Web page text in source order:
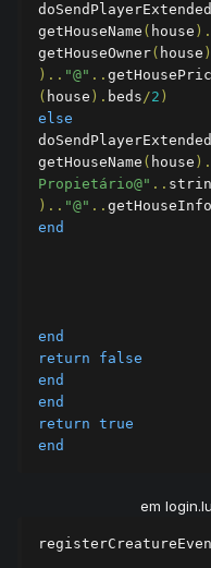
getHouseName ( house
getHouseOwner( house )
).. "@" ..
( house ). beds/2 )
else
getHouseName ( house
Propietário@" ..
).. "@" .. getHouseInfo
end
end
return
false
end
end
return true
end
em